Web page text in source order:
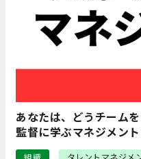
あなたは、どうチーム
監督に学ぶマネジメント